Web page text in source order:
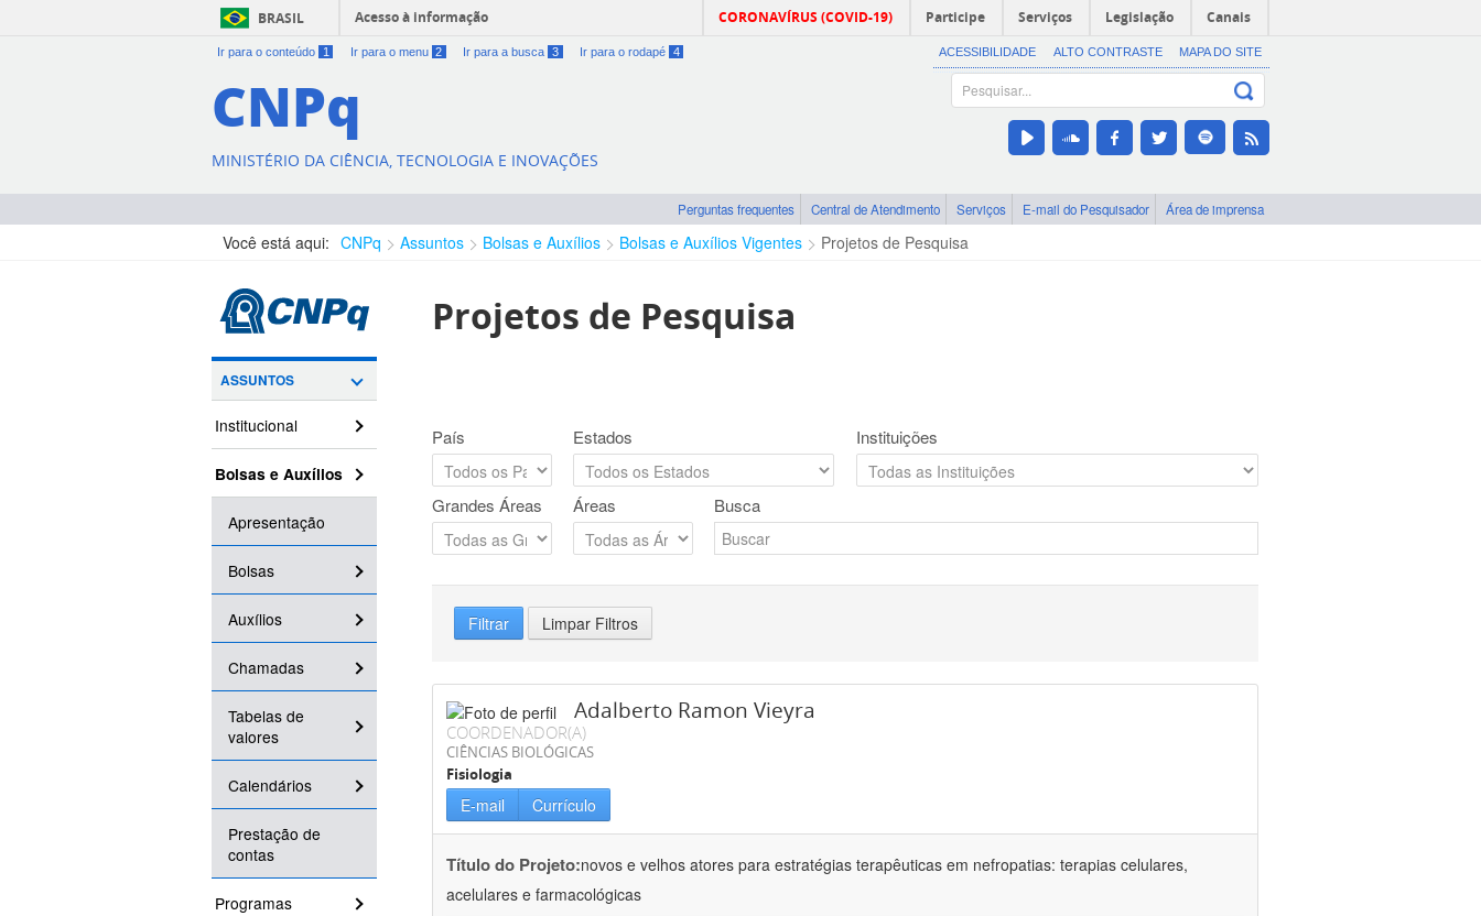
BRASIL Acesso à informação CORONAVÍRUS (COVID-19) Participe Serviços Legislação Canais
Ir para o conteúdo 1 Ir para o menu 2 Ir para a busca 3 Ir para o rodapé 4 ACESSIBILIDADE ALTO CONTRASTE MAPA DO SITE
CNPq
MINISTÉRIO DA CIÊNCIA, TECNOLOGIA E INOVAÇÕES
Perguntas frequentes Central de Atendimento Serviços E-mail do Pesquisador Área de imprensa
Você está aqui: CNPq Assuntos Bolsas e Auxílios Bolsas e Auxílios Vigentes Projetos de Pesquisa
ASSUNTOS
Institucional
Bolsas e Auxílios
Apresentação
Bolsas
Auxílios
Chamadas
Tabelas de
valores
Calendários
Prestação de
contas
Programas
Projetos de Pesquisa
País Estados Instituições
Grandes Áreas Áreas Busca
Filtrar Limpar Filtros
Adalberto Ramon Vieyra
COORDENADOR(A)
CIÊNCIAS BIOLÓGICAS
Fisiologia
E-mail Currículo
Título do Projeto:novos e velhos atores para estratégias terapêuticas em nefropatias: terapias celulares,
acelulares e farmacológicas